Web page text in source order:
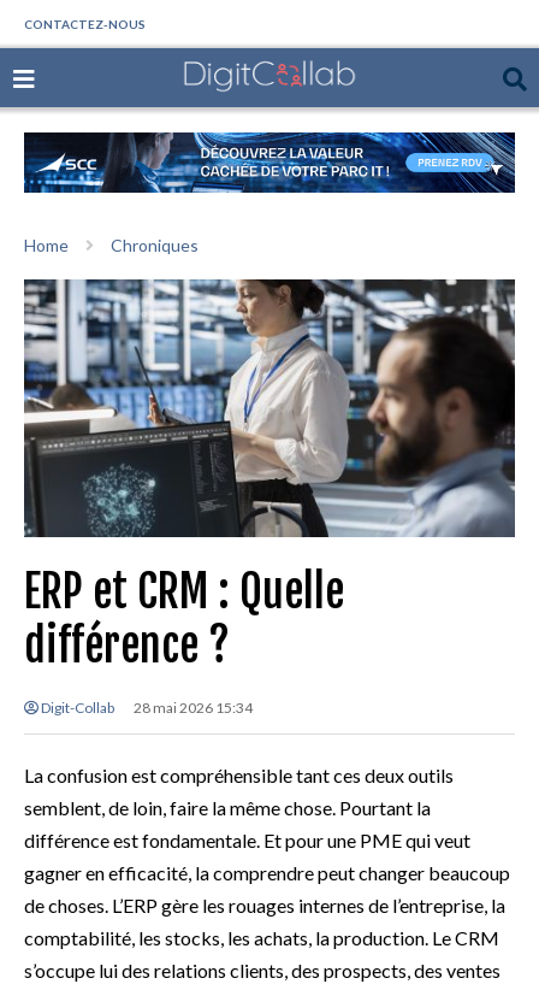
CONTACTEZ-NOUS
Home Chroniques
ERP et CRM : Quelle
différence ?
Digit-Collab 28 mai 2026 15:34
La confusion est compréhensible tant ces deux outils
semblent, de loin, faire la même chose. Pourtant la
différence est fondamentale. Et pour une PME qui veut
gagner en efficacité, la comprendre peut changer beaucoup
de choses. L’ERP gère les rouages internes de l’entreprise, la
comptabilité, les stocks, les achats, la production. Le CRM
s’occupe lui des relations clients, des prospects, des ventes